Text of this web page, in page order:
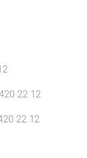
22 12
22 12